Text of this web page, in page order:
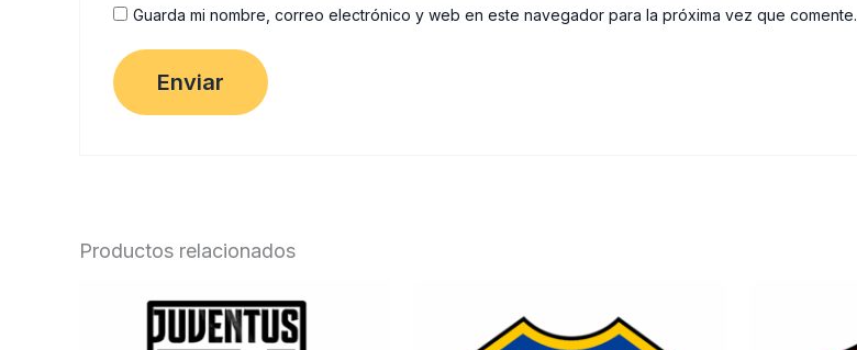
Guarda mi nombre, correo electrónico y web en este navegador para la próxima vez que comente.
Productos relacionados